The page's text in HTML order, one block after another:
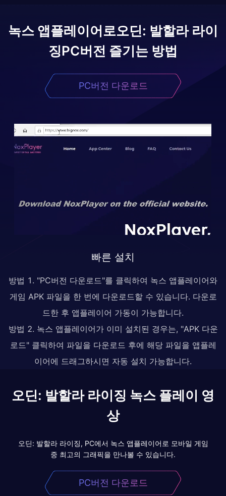
녹스 앱플레이어로오딘: 발할라 라이
징PC버전 즐기는 방법
PC버전 다운로드
빠른 설치
방법 1. "PC버전 다운로드"를 클릭하여 녹스 앱플레이어와
게임 APK 파일을 한 번에 다운로드할 수 있습니다. 다운로
드한 후 앱플레이어 가동이 가능합니다.
방법 2. 녹스 앱플레이어가 이미 설치된 경우는, "APK 다운
로드" 클릭하여 파일을 다운로드 후에 해당 파일을 앱플레
이어에 드래그하시면 자동 설치 가능합니다.
오딘: 발할라 라이징 녹스 플레이 영
상
오딘: 발할라 라이징, PC에서 녹스 앱플레이어로 모바일 게임
중 최고의 그래픽을 만나볼 수 있습니다.
PC버전 다운로드